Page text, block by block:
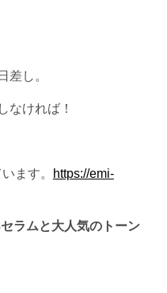
差し。
なければ！
ます。
https://emi-
ラムと大人気のトーン